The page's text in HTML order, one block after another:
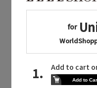
Quick View